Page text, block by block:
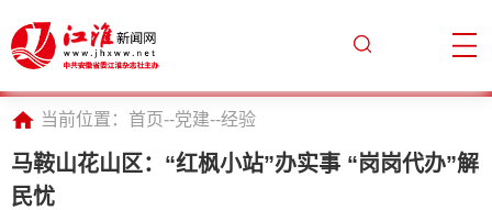
当前位置： 首页--党建--经验
马鞍山花山区：“红枫小站”办实事 “岗岗代办”解
民忧